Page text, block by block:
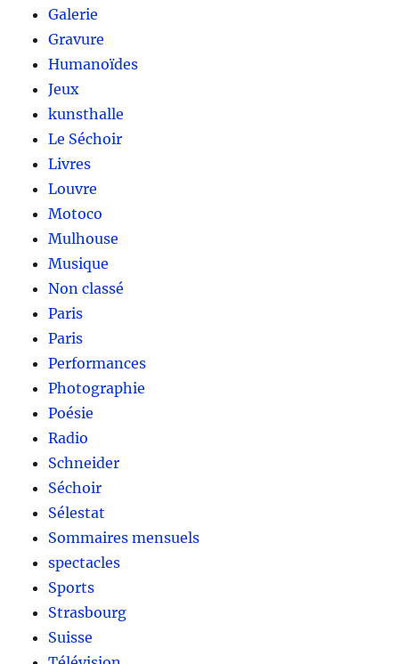
Galerie
Gravure
Humanoïdes
Jeux
kunsthalle
Le Séchoir
Livres
Louvre
Motoco
Mulhouse
Musique
Non classé
Paris
Paris
Performances
Photographie
Poésie
Radio
Schneider
Séchoir
Sélestat
Sommaires mensuels
spectacles
Sports
Strasbourg
Suisse